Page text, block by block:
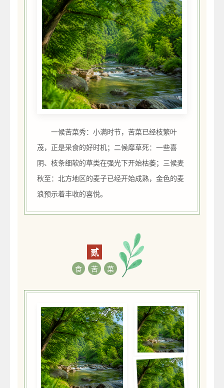
一候苦菜秀：小满时节，苦菜已经枝繁叶
茂，正是采食的好时机；二候靡草死：一些喜
阴、枝条细软的草类在强光下开始枯萎；三候麦
秋至：北方地区的麦子已经开始成熟，金色的麦
浪预示着丰收的喜悦。
贰
食 苦 菜